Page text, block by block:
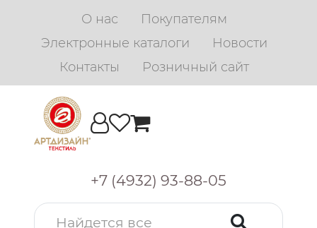
О нас
Покупателям
Электронные каталоги
Новости
Контакты
Розничный сайт
+7 (4932) 93-88-05